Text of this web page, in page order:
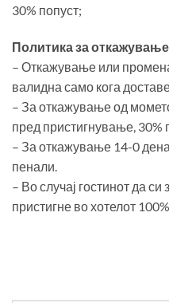
30% попуст;
Политика за
– Откажување или
валидна само кога
– За откажување од
пред пристигнување, 30%
– За откажување 14-0
пенали.
– Во случај гостинот да
пристигне во хотелот